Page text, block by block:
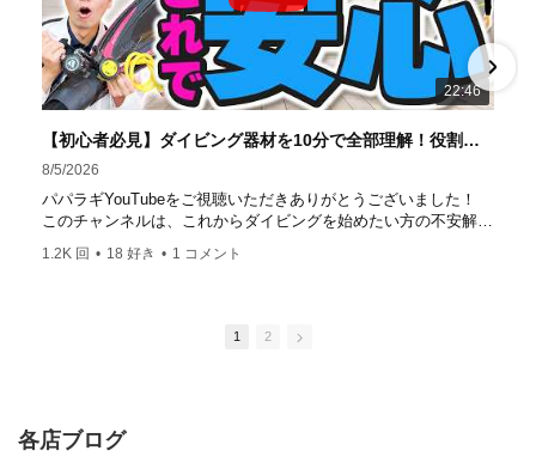
ター」部門
「国内ダイビングサービス伊豆半島エリア」
部門
「国内ダイビングガイド伊豆半島エリア」部門 4冠
達成！ ――――――――――――――――― パパラギダイ
ビングスクール 本店 神奈川県 藤沢市 南藤沢10-4
はコチラ
https://www.papalagi.co.jp/staticpages/index.php/work
22:46
【初心者必見】ダイビング器材を10分で全部理解！役割・使い方をやさしく解説
8/5/2026
パパラギYouTubeをご視聴いただきありがとうございました！
このチャンネルは、これからダイビングを始めたい方の不安解消
や悩みごとを解消するためのチャンネルです
ひとりでも多くの方に、素敵なダイビングライフを送っていただ
ダイビングのこんな情報を知りたいなどありましたらコメントを
～～～～～～～～～～～～～～～～～～～～～～～～～～～～
1.2K 回 • 18 好き • 1 コメント
1 2
各店ブログ